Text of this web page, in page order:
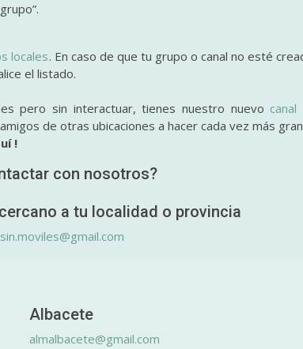
locales. En caso de que tu grupo o canal no esté
el listado.
pero sin interactuar, tienes nuestro nuevo canal
de otras ubicaciones a hacer cada vez más
!
con nosotros?
a tu localidad o provincia
Albacete
almalbacete@gmail.com